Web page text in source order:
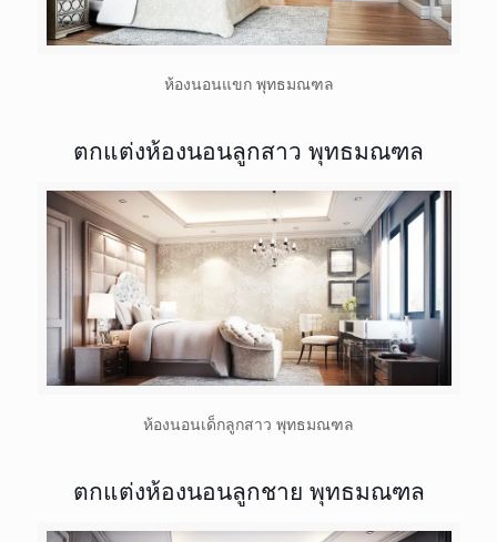
ห้องนอนแขก พุทธมณฑล
ตกแต่งห้องนอนลูกสาว พุทธมณฑล
ห้องนอนเด็กลูกสาว พุทธมณฑล
ตกแต่งห้องนอนลูกชาย พุทธมณฑล